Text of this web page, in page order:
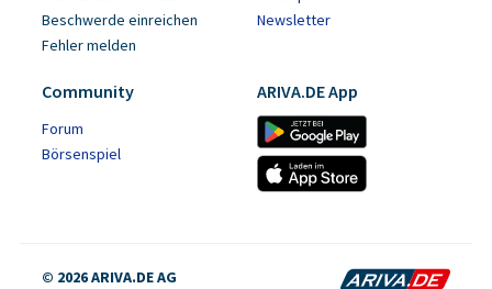
Beschwerde einreichen
Fehler melden
Newsletter
Community
Forum
Börsenspiel
ARIVA.DE App
© 2026 ARIVA.DE AG